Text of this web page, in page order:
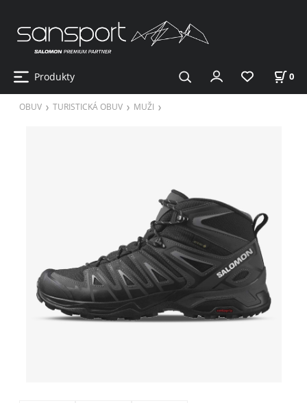
Produkty 0
OBUV TURISTICKÁ OBUV MUŽI